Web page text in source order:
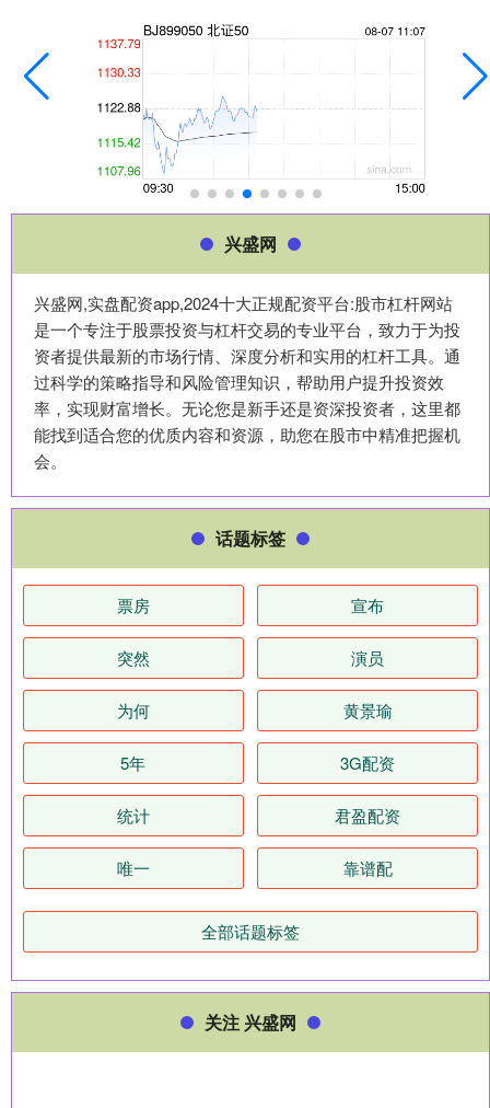
兴盛网
兴盛网,实盘配资app,2024十大正规配资平台:股市杠杆网站
是一个专注于股票投资与杠杆交易的专业平台，致力于为投
资者提供最新的市场行情、深度分析和实用的杠杆工具。通
过科学的策略指导和风险管理知识，帮助用户提升投资效
率，实现财富增长。无论您是新手还是资深投资者，这里都
能找到适合您的优质内容和资源，助您在股市中精准把握机
会。
话题标签
票房 宣布
突然 演员
为何 黄景瑜
5年 3G配资
统计 君盈配资
唯一 靠谱配
全部话题标签
关注 兴盛网